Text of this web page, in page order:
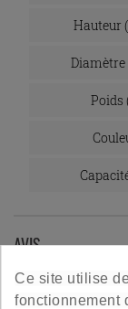
Hauteur
Poids
AVIS
Les
Ce site utilise
fonctionnement